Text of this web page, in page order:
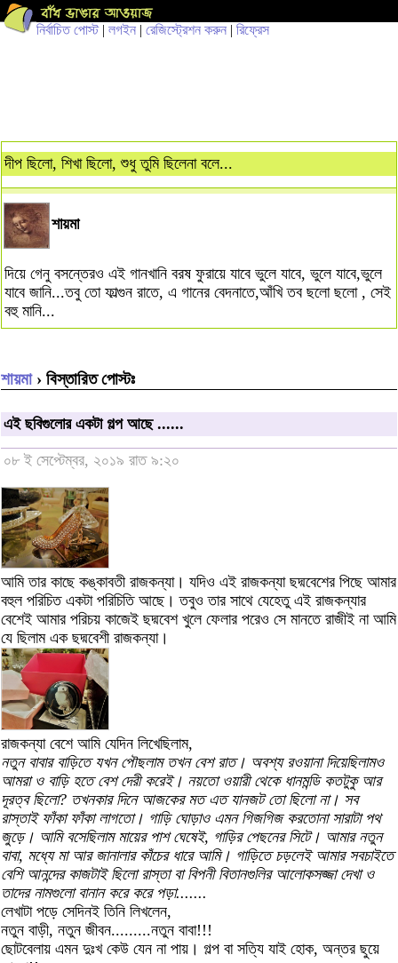
নির্বাচিত পোস্ট| লগইন | রেজিস্ট্রেশন করুন | রিফ্রেস
দীপ ছিলো, শিখা ছিলো, শুধু তুমি ছিলেনা বলে...
শায়মা
দিয়ে গেনু বসন্তেরও এই গানখানি বরষ ফুরায়ে যাবে ভুলে যাবে, ভুলে যাবে,ভুলে
যাবে জানি...তবু তো ফাল্গুন রাতে, এ গানের বেদনাতে,আঁখি তব ছলো ছলো , সেই
বহু মানি...
শায়মা› বিস্তারিত পোস্টঃ
এই ছবিগুলোর একটা গল্প আছে ......
০৮ ই সেপ্টেম্বর, ২০১৯ রাত ৯:২০
আমি তার কাছে কঙ্কাবতী রাজকন্যা। যদিও এই রাজকন্যা ছদ্মবেশের পিছে আমার
বহুল পরিচিত একটা পরিচিতি আছে। তবুও তার সাথে যেহেতু এই রাজকন্যার
বেশেই আমার পরিচয় কাজেই ছদ্মবেশ খুলে ফেলার পরেও সে মানতে রাজীই না আমি
যে ছিলাম এক ছদ্মবেশী রাজকন্যা।
রাজকন্যা বেশে আমি যেদিন লিখেছিলাম,
নতুন বাবার বাড়িতে যখন পৌছলাম তখন বেশ রাত। অবশ্য রওয়ানা দিয়েছিলামও
আমরা ও বাড়ি হতে বেশ দেরী করেই। নয়তো ওয়ারী থেকে ধানমন্ডি কতটুকু আর
দূরত্ব ছিলো? তখনকার দিনে আজকের মত এত যানজট তো ছিলো না। সব
রাস্তাই ফাঁকা ফাঁকা লাগতো। গাড়ি ঘোড়াও এমন গিজগিজ করতোনা সারাটা পথ
জুড়ে। আমি বসেছিলাম মায়ের পাশ ঘেষেই, গাড়ির পেছনের সিটে। আমার নতুন
বাবা, মধ্যে মা আর জানালার কাঁচের ধারে আমি। গাড়িতে চড়লেই আমার সবচাইতে
বেশি আনন্দের কাজটাই ছিলো রাস্তা বা বিপনী বিতানগুলির আলোকসজ্জা দেখা ও
তাদের নামগুলো বানান করে করে পড়া.......
লেখাটা পড়ে সেদিনই তিনি লিখলেন,
নতুন বাড়ী, নতুন জীবন.........নতুন বাবা!!!
ছোটবেলায় এমন দুঃখ কেউ যেন না পায়। গল্প বা সত্যি যাই হোক, অন্তর ছুয়ে